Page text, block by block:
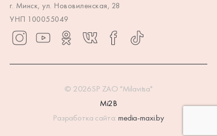
г. Минск, ул. Нововиленская, 28
УНП 100055049
© 2026SP ZAO "Milavitsa"
Mi2B
Разработка сайта:media-maxi.by